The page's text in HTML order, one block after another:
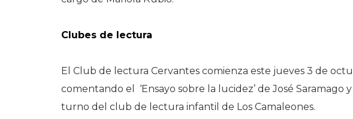
Clubes de lectura
El Club de lectura Cervantes comienza este jueves 3 de
comentando el ‘Ensayo sobre la lucidez’ de José Saramago
turno del club de lectura infantil de Los Camaleones.